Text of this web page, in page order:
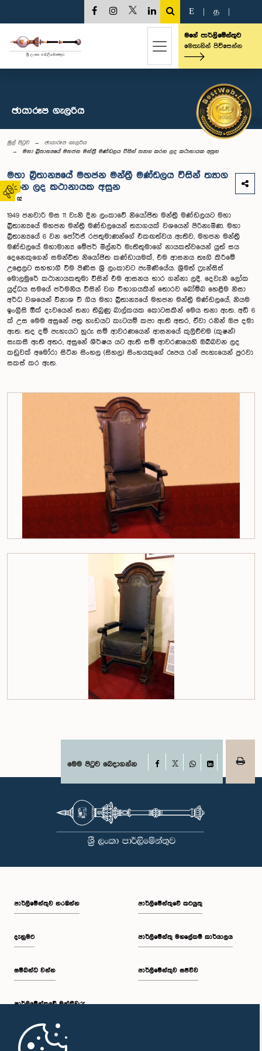
02
E த
මගේ පාර්ලිමේන්තුව
මෙතැනින් පිවිසෙන්න
ඡායාරූප ගැලරිය
මුල් පිටුව
ඡායාරූප ගැලරිය
මහා බ්‍රිතාන්‍යයේ මහජන මන්ත්‍රී මණ්ඩලය විසින් ත්‍යාග කරන ලද කථානායක අසුන
මහා බ්‍රිතාන්‍යයේ මහජන මන්ත්‍රී මණ්ඩලය විසින් ත්‍යාග
කරන ලද කථානායක අසුන
1949 ජනවාරි මස 11 වැනි දින ලංකාවේ නි‌යෝජිත මන්ත්‍රී මණ්ඩලයට මහා
බ්‍රිතාන්‍ය‌යේ මහජන මන්ත්‍රී මණ්ඩලයෙන් ත්‍යාගයක් වශයෙන් පිරිනැමිණ. මහා
බ්‍රිතාන්‍ය‌යේ 6 වන ජෝර්ජ් රජතුමාණන්ගේ එකඟත්වය ඇතිව, මහජන මන්ත්‍රී
මණ්ඩලයේ මහාමාන්‍ය මේජර් මිල්නර් මැතිතුමාගේ නායකත්වයෙන් යුත් සය
දෙනෙකුගෙන් සමන්විත නියෝජිත කණ්ඩායමක්, එම ආසනය තෑගි කිරීමේ
උළෙලට සහභාගී වීම පිණිස ශ්‍රී ලංකාවට පැමිණියේය. ශ්‍රීමත් ෆ්‍රැන්සිස්
මොලමුරේ කථානායකතුමා විසින් එම ආසනය භාර ගන්නා ලදී. දෙවැනි ලෝක
යුද්ධය සමයේ ජර්මනිය විසින් වග විභාගයකින් තොරව බෝම්බ හෙළීම නිසා
අර්ධ වශයෙන් විනාශ වී ගිය මහා බ්‍රිතාන්‍යයේ මහජන මන්ත්‍රී මණ්ඩලයේ, නියම
ඉංග්‍රීසි ඕක් දැවයෙන් තනා තිබුණු බාල්කයක කොටසකින් මෙය තනා ඇත. අඩි 6
ක් උස මෙම අසුනේ පත්‍ර හැඩයට කැටයම් කපා ඇති අතර, ඒවා රනින් ඔප දමා
ඇත. තද දම් පැහැයට හුරු සම් ආවරණයෙන් ආසනයේ කුලිච්චම (කුෂන්)
සැකසී ඇති අතර, අසුනේ ශීර්ෂය යට ඇති සම් ආවරණයෙහි ඔබ්බවන ලද
කඩුවක් අමෝරා සිටින සිංහල (සිහල) සිංහයකුගේ රූපය රන් පැහැයෙන් පුරවා
සකස් කර ඇත.
මෙම පිටුව බෙදාගන්න Facebook
WhatsAppLinkedIn
පාර්ලි‌මේන්තුව නරඹන්න
දැනුමට
සම්බන්ධ වන්න
පාර්ලි‌මේන්තුවේ මන්ත්‍රීවරු
මුල් පිටුව
පාර්ලිමේන්තුවේ කටයුතු
පාර්ලිමේන්තු මහලේකම් කාර්යාලය
පාර්ලිමේන්තුව සජීවීව